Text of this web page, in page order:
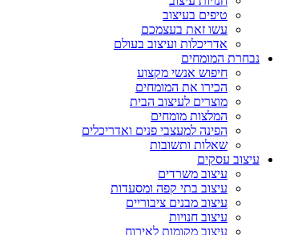
טיפים בעיצוב
עשו זאת בעצמכם
אדריכלות ועיצוב בעולם
נבחרת המומחים
חיפוש אנשי מקצוע
הכירו את המומחים
מוצרים לעיצוב הבית
המלצות מומחים
הפינה למעצבי פנים ואדריכלים
שאלות ותשובות
עיצוב עסקים
עיצוב משרדים
עיצוב בתי קפה ומסעדות
עיצוב מבנים ציבוריים
עיצוב חנויות
עיצוב מקומות לאירוח